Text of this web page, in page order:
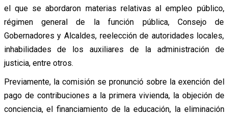
el que se abordaron materias relativas al empleo público,
régimen general de la función pública, Consejo de
Gobernadores y Alcaldes, reelección de autoridades locales,
inhabilidades de los auxiliares de la administración de
justicia, entre otros.
Previamente, la comisión se pronunció sobre la exención del
pago de contribuciones a la primera vivienda, la objeción de
conciencia, el financiamiento de la educación, la eliminación